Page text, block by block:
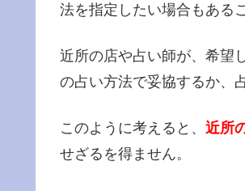
法を指定したい場合もある
近所の店や占い師が、希望
の占い方法で妥協するか、
このように考えると、 近所
せざるを得ません。